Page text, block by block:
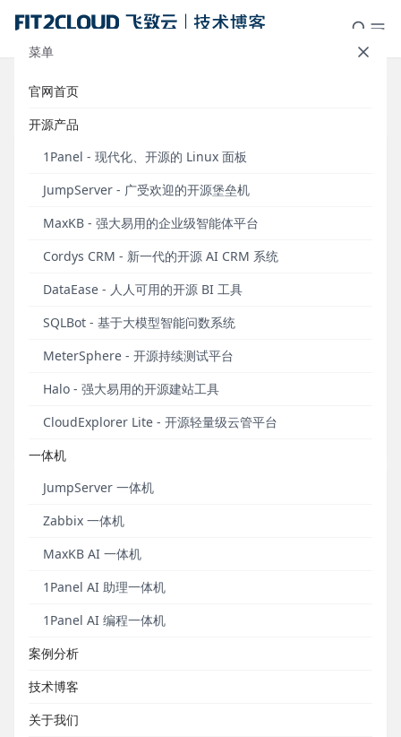
菜单
官网首页
开源产品
1Panel - 现代化、开源的 Linux 面板
JumpServer - 广受欢迎的开源堡垒机
MaxKB - 强大易用的企业级智能体平台
Cordys CRM - 新一代的开源 AI CRM 系统
DataEase - 人人可用的开源 BI 工具
SQLBot - 基于大模型智能问数系统
MeterSphere - 开源持续测试平台
Halo - 强大易用的开源建站工具
CloudExplorer Lite - 开源轻量级云管平台
一体机
JumpServer 一体机
Zabbix 一体机
MaxKB AI 一体机
1Panel AI 助理一体机
1Panel AI 编程一体机
案例分析
技术博客
关于我们
标签：接口自动化
接口自动化场景优化，MeterSphere开源持续测试
平台v1.19.0发布
直播预告丨玩转MeterSphere开源持续测试平台系
列教程之接口测试